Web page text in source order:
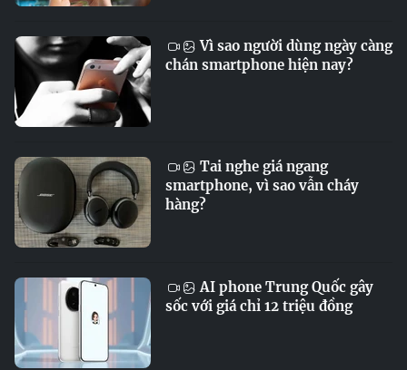
Vì sao người dùng ngày càng
chán smartphone hiện nay?
Tai nghe giá ngang
smartphone, vì sao vẫn cháy
hàng?
AI phone Trung Quốc gây
sốc với giá chỉ 12 triệu đồng